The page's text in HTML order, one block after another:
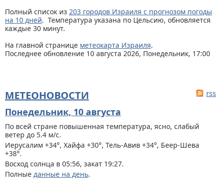
Полный список из 203 городов Израиля с прогнозом погоды
на 10 дней. Температура указана по Цельсию, обновляется
каждые 30 минут.
На главной странице метеокарта Израиля.
Последнее обновление 10 августа 2026, Понедельник, 17:00
МЕТЕОНОВОСТИ rss
Понедельник, 10 августа
По всей стране повышенная температура, ясно, слабый
ветер до 5.4 м/с.
Иерусалим +34°, Хайфа +30°, Тель-Авив +34°, Беер-Шева
+38°.
Восход солнца в 05:56, закат 19:27.
Полные данные на день.